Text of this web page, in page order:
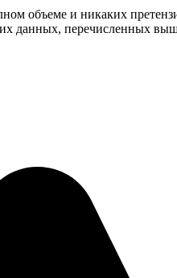
объеме и никаких
данных, перечисленных